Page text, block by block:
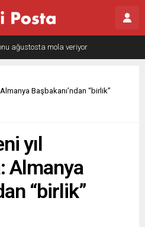
kontrol mü, kolonializm mi?
Başbakanı’ndan “birlik”
yıl
Almanya
“birlik”